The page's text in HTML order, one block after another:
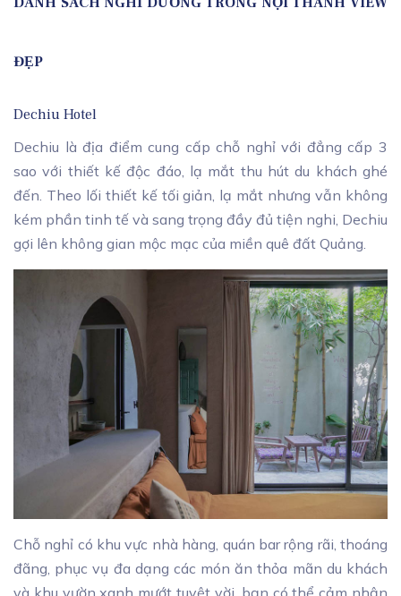
ĐẸP
Dechiu Hotel
Dechiu là địa điểm cung cấp chỗ nghỉ với đẳng cấp 3
sao với thiết kế độc đáo, lạ mắt thu hút du khách ghé
đến. Theo lối thiết kế tối giản, lạ mắt nhưng vẫn không
kém phần tinh tế và sang trọng đầy đủ tiện nghi, Dechiu
gợi lên không gian mộc mạc của miền quê đất Quảng.
Chỗ nghỉ có khu vực nhà hàng, quán bar rộng rãi, thoáng
đãng, phục vụ đa dạng các món ăn thỏa mãn du khách
và khu vườn xanh mướt tuyệt vời, bạn có thể cảm nhận